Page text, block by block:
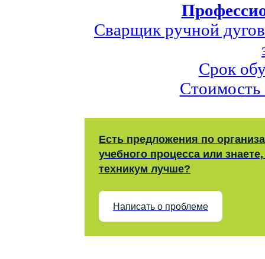
Сварщик ручной
Срок
Стоимость
Есть предложения по
учебного процесса или
техникум лучше?
Написать о проблеме